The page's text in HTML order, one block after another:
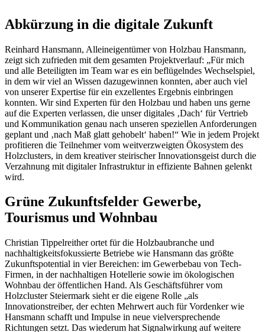
Abkürzung in die digitale Zukunft
Reinhard Hansmann, Alleineigentümer von Holzbau Hansmann,
zeigt sich zufrieden mit dem gesamten Projektverlauf: „Für mich
und alle Beteiligten im Team war es ein beflügelndes Wechselspiel,
in dem wir viel an Wissen dazugewinnen konnten, aber auch viel
von unserer Expertise für ein exzellentes Ergebnis einbringen
konnten. Wir sind Experten für den Holzbau und haben uns gerne
auf die Experten verlassen, die unser digitales ‚Dach‘ für Vertrieb
und Kommunikation genau nach unseren speziellen Anforderungen
geplant und ‚nach Maß glatt gehobelt‘ haben!“ Wie in jedem Projekt
profitieren die Teilnehmer vom weitverzweigten Ökosystem des
Holzclusters, in dem kreativer steirischer Innovationsgeist durch die
Verzahnung mit digitaler Infrastruktur in effiziente Bahnen gelenkt
wird.
Grüne Zukunftsfelder Gewerbe,
Tourismus und Wohnbau
Christian Tippelreither ortet für die Holzbaubranche und
nachhaltigkeitsfokussierte Betriebe wie Hansmann das größte
Zukunftspotential in vier Bereichen: im Gewerbebau von Tech-
Firmen, in der nachhaltigen Hotellerie sowie im ökologischen
Wohnbau der öffentlichen Hand. Als Geschäftsführer vom
Holzcluster Steiermark sieht er die eigene Rolle „als
Innovationstreiber, der echten Mehrwert auch für Vordenker wie
Hansmann schafft und Impulse in neue vielversprechende
Richtungen setzt. Das wiederum hat Signalwirkung auf weitere